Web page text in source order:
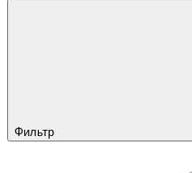
Фильтр